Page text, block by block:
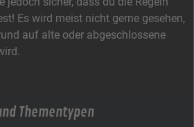
Es wird meist nicht gerne gesehen,
auf alte oder abgeschlossene
Thementypen